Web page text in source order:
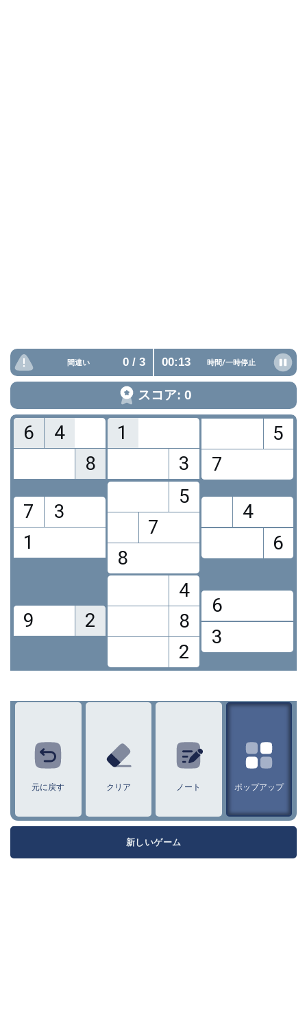
間違い 0/ 3 00:14 時間/一時停止
スコア: 0
6
4
8
1
3
5
7
7
3
1
5
7
8
4
6
9 2
4
8
2
6
3
元に戻す クリア ノート ポップアップ
新しいゲーム